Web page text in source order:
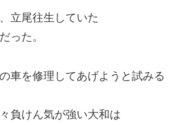
立尾往生していた
った。
車を修理してあげようと試みる
負けん気が強い大和は